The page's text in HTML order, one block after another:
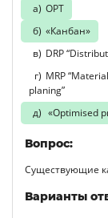
ОРТ
«Канбан»
DRP
MRP
planing”
«Optimised
Вопрос:
Существующие
Варианты